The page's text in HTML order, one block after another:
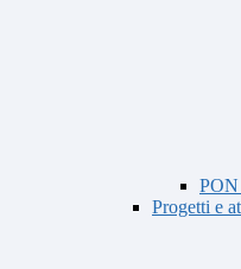
PON
Progetti e